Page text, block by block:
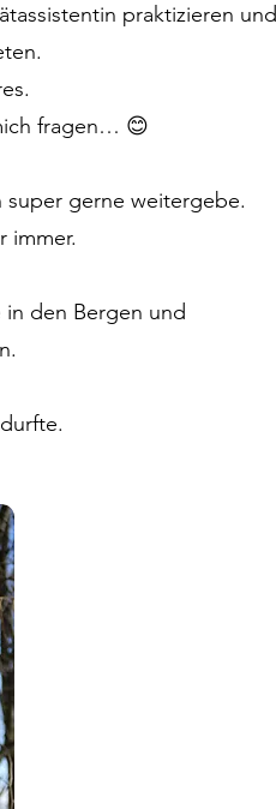
praktizieren und
fragen… 😊
super gerne weitergebe.
immer.
den Bergen und